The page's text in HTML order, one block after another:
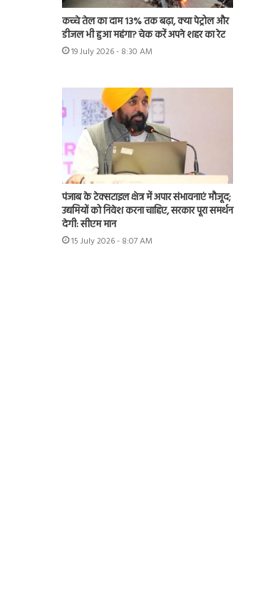
कच्चे तेल का दाम 13% तक बढ़ा, क्या पेट्रोल और
डीजल भी हुआ महंगा? चेक करें अपने शहर का रेट
19 July 2026 - 8:30 AM
पंजाब के टेक्सटाइल क्षेत्र में अपार संभावनाएं मौजूद;
उद्यमियों को निवेश करना चाहिए, सरकार पूरा समर्थन
देगी: सीएम मान
15 July 2026 - 8:07 AM